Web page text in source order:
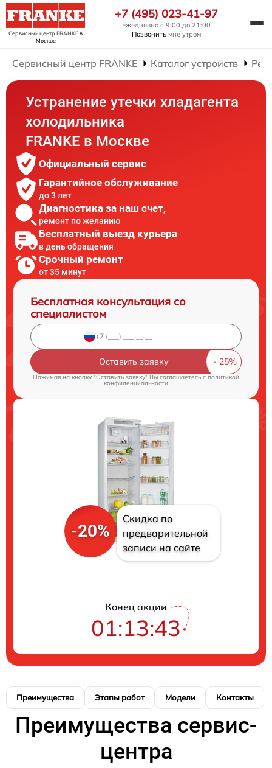
Сервисный центр FRANKEв
Москве
+7 (495) 023-41-97
Ежедневно с 9:00 до 21:00
Позвонить мне утром
Сервисный центр FRANKE Каталог устройств
Устранение утечки хладагента
холодильника
FRANKE в Москве
Официальный сервис
Гарантийное обслуживание
до 3 лет
Диагностика за наш счет,
ремонт по желанию
Бесплатный выезд курьера
в день обращения
Срочный ремонт
от 35 минут
Бесплатная консультация со
специалистом
Оставить заявку
Нажимая на кнопку "Оставить заявку" Вы соглашаетесь cполитикой
конфиденциальности
-20%
Скидка по
предварительной
записи на сайте
Конец акции
01:13:42
Преимущества Этапы работ Модели Контакты
Преимущества сервис-
центра